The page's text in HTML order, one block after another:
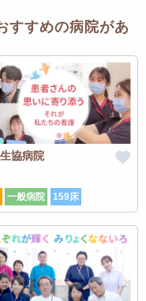
すすめの病院があ
協病院
一般病院 159床